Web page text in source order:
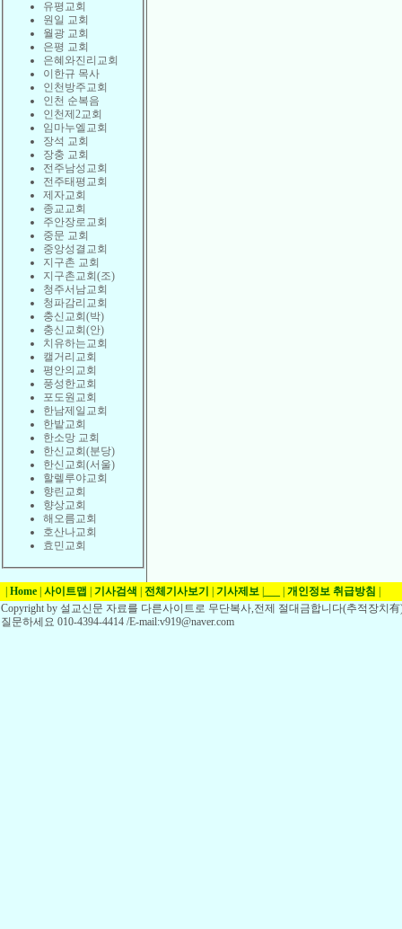
유평교회
원일 교회
월광 교회
은평 교회
은혜와진리교회
이한규 목사
인천방주교회
인천 순복음
인천제2교회
임마누엘교회
장석 교회
장충 교회
전주남성교회
전주태평교회
제자교회
종교교회
주안장로교회
중문 교회
중앙성결교회
지구촌 교회
지구촌교회(조)
청주서남교회
청파감리교회
충신교회(박)
충신교회(안)
치유하는교회
캘거리교회
평안의교회
풍성한교회
포도원교회
한남제일교회
한밭교회
한소망 교회
한신교회(분당)
한신교회(서울)
할렐루야교회
향린교회
향상교회
해오름교회
호산나교회
효민교회
Home 사이트맵 기사검색 전체기사보기 기사제보 개인정보 취급방침
Copyright by 설교신문 자료를 다른사이트로 무단복사,전제 절대금합니다(추적장치
질문하세요 010-4394-4414 /E-mail:v919@naver.com